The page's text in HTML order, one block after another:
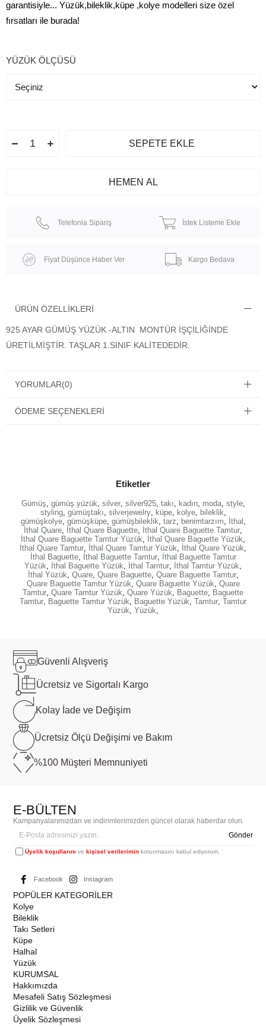
garantisiyle... Yüzük,bileklik,küpe ,kolye modelleri size özel
fırsatları ile burada!
YÜZÜK ÖLÇÜSÜ
Telefonla Sipariş İstek Listeme Ekle
Fiyat Düşünce Haber Ver Kargo Bedava
ÜRÜN ÖZELLIKLERI
925 AYAR GÜMÜŞ YÜZÜK -ALTIN MONTÜR İŞÇİLİĞİNDE
ÜRETİLMİŞTİR. TAŞLAR 1.SINIF KALİTEDEDİR.
YORUMLAR(0)
ÖDEME SEÇENEKLERI
Etiketler
Gümüş, gümüş yüzük, silver, silver925, takı, kadın, moda, style,
styling, gümüştakı, silverjewelry, küpe, kolye, bileklik,
gümüşkolye, gümüşküpe, gümüşbileklik, tarz, benimtarzım, İthal ,
İthal Quare, İthal Quare Baguette, İthal Quare Baguette Tamtur,
İthal Quare Baguette Tamtur Yüzük, İthal Quare Baguette Yüzük,
İthal Quare Tamtur, İthal Quare Tamtur Yüzük, İthal Quare Yüzük,
İthal Baguette, İthal Baguette Tamtur, İthal Baguette Tamtur
Yüzük, İthal Baguette Yüzük, İthal Tamtur, İthal Tamtur Yüzük,
İthal Yüzük, Quare, Quare Baguette, Quare Baguette Tamtur,
Quare Baguette Tamtur Yüzük, Quare Baguette Yüzük, Quare
Tamtur, Quare Tamtur Yüzük, Quare Yüzük, Baguette, Baguette
Tamtur, Baguette Tamtur Yüzük, Baguette Yüzük, Tamtur, Tamtur
Yüzük, Yüzük,
Güvenli Alışveriş
Ücretsiz ve Sigortalı Kargo
Kolay İade ve Değişim
Ücretsiz Ölçü Değişimi ve Bakım
%100 Müşteri Memnuniyeti
E-BÜLTEN
Kampanyalarımızdan ve indirimlerimizden güncel olarak haberdar olun.
Gönder
Üyelik koşullarını vekişisel verilerimin korunmasını kabul ediyorum.
Facebook Instagram
POPÜLER KATEGORİLER
Kolye
Bileklik
Takı Setleri
Küpe
Halhal
Yüzük
KURUMSAL
Hakkımızda
Mesafeli Satış Sözleşmesi
Gizlilik ve Güvenlik
Üyelik Sözleşmesi